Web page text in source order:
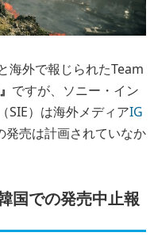
海外で報じられたTeam
ですが、ソニー・イン
SIE）は海外メディアIG
発売は計画されていなか
国での発売中止報